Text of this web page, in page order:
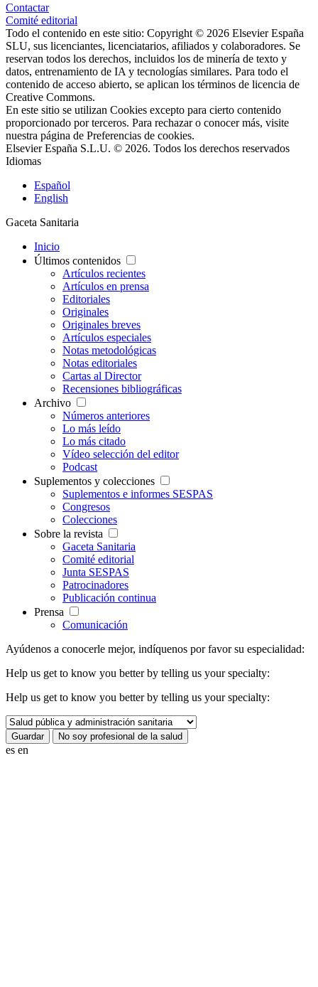
Contactar
Comité editorial
Todo el contenido en este sitio: Copyright © 2026 Elsevier España
SLU, sus licenciantes, licenciatarios, afiliados y colaboradores. Se
reservan todos los derechos, incluidos los de minería de texto y
datos, entrenamiento de IA y tecnologías similares. Para todo el
contenido de acceso abierto, se aplican los términos de licencia de
Creative Commons.
En este sitio se utilizan Cookies excepto para cierto contenido
proporcionado por terceros. Para rechazar o conocer más, visite
nuestra página de Preferencias de cookies.
Elsevier España S.L.U. © 2026. Todos los derechos reservados
Idiomas
Español
English
Gaceta Sanitaria
Inicio
Últimos contenidos
Artículos recientes
Artículos en prensa
Editoriales
Originales
Originales breves
Artículos especiales
Notas metodológicas
Notas editoriales
Cartas al Director
Recensiones bibliográficas
Archivo
Números anteriores
Lo más leído
Lo más citado
Vídeo selección del editor
Podcast
Suplementos y colecciones
Suplementos e informes SESPAS
Congresos
Colecciones
Sobre la revista
Gaceta Sanitaria
Comité editorial
Junta SESPAS
Patrocinadores
Publicación continua
Prensa
Comunicación
Ayúdenos a conocerle mejor, indíquenos por favor su especialidad:
Help us get to know you better by telling us your specialty:
Help us get to know you better by telling us your specialty:
es en